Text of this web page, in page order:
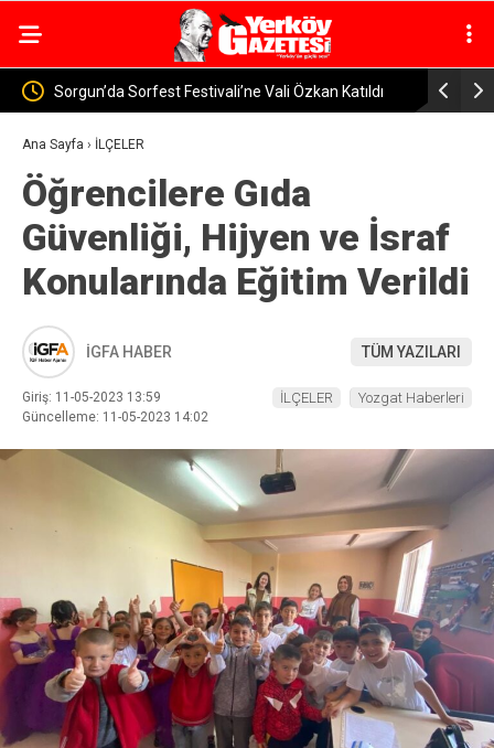
Festivali’ne Vali Özkan Katıldı Yozgat’ta Jandarma Baraj ve
Ana Sayfa › İLÇELER
Öğrencilere Gıda
Güvenliği, Hijyen ve İsraf
Konularında Eğitim Verildi
İGFA HABER TÜM YAZILARI
Giriş: 11-05-2023 13:59
Güncelleme: 11-05-2023 14:02
İLÇELER Yozgat Haberleri